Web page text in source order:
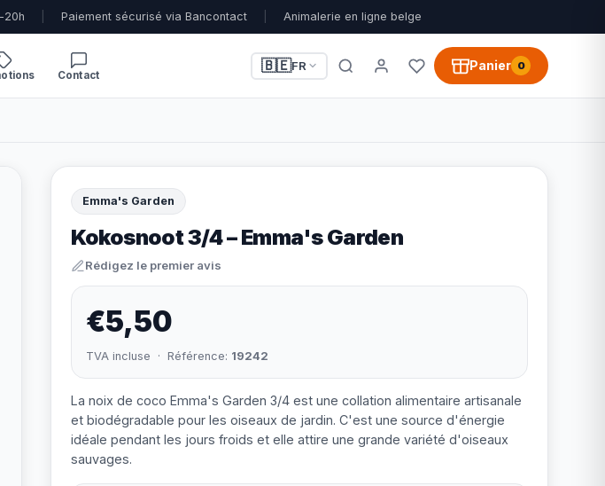
20h Paiement sécurisé via Bancontact Animalerie en ligne belge
Contact
🇧🇪FR Panier 0
Emma's Garden
Kokosnoot 3/4 – Emma's Garden
Rédigez le premier avis
€5,50
TVA incluse · Référence: 19242
La noix de coco Emma's Garden 3/4 est une collation alimentaire artisanale
et biodégradable pour les oiseaux de jardin. C'est une source d'énergie
idéale pendant les jours froids et elle attire une grande variété d'oiseaux
sauvages.